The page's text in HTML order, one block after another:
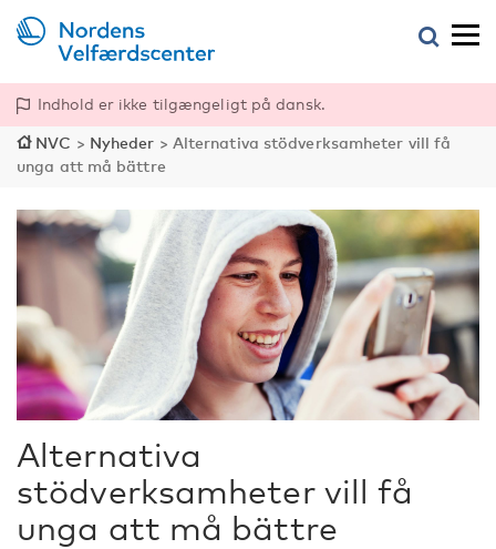
Indhold er ikke tilgængeligt på dansk.
NVC > Nyheder > Alternativa stödverksamheter vill få
unga att må bättre
Alternativa
stödverksamheter vill få
unga att må bättre